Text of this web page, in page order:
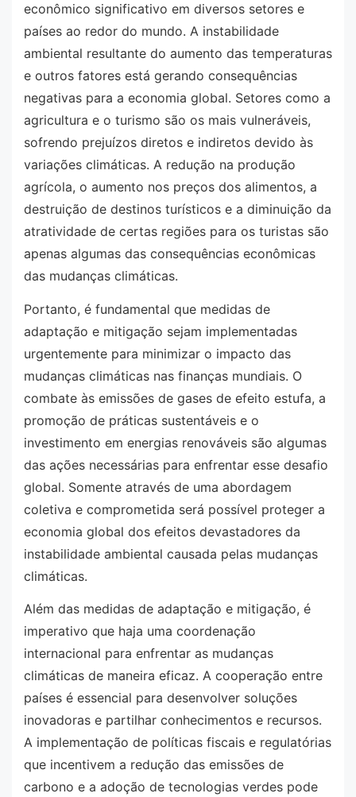
econômico significativo em diversos setores e
países ao redor do mundo. A instabilidade
ambiental resultante do aumento das temperaturas
e outros fatores está gerando consequências
negativas para a economia global. Setores como a
agricultura e o turismo são os mais vulneráveis,
sofrendo prejuízos diretos e indiretos devido às
variações climáticas. A redução na produção
agrícola, o aumento nos preços dos alimentos, a
destruição de destinos turísticos e a diminuição da
atratividade de certas regiões para os turistas são
apenas algumas das consequências econômicas
das mudanças climáticas.
Portanto, é fundamental que medidas de
adaptação e mitigação sejam implementadas
urgentemente para minimizar o impacto das
mudanças climáticas nas finanças mundiais. O
combate às emissões de gases de efeito estufa, a
promoção de práticas sustentáveis e o
investimento em energias renováveis são algumas
das ações necessárias para enfrentar esse desafio
global. Somente através de uma abordagem
coletiva e comprometida será possível proteger a
economia global dos efeitos devastadores da
instabilidade ambiental causada pelas mudanças
climáticas.
Além das medidas de adaptação e mitigação, é
imperativo que haja uma coordenação
internacional para enfrentar as mudanças
climáticas de maneira eficaz. A cooperação entre
países é essencial para desenvolver soluções
inovadoras e partilhar conhecimentos e recursos.
A implementação de políticas fiscais e regulatórias
que incentivem a redução das emissões de
carbono e a adoção de tecnologias verdes pode